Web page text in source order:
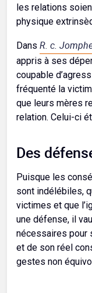
les relations
physique
Dans R. c.
appris à ses
coupable
fréquenté la
que leurs mères
relation. Celui-ci
Des
Puisque les
sont indélébiles,
victimes et que
une défense, il
nécessaires pour
et de son réel
gestes non